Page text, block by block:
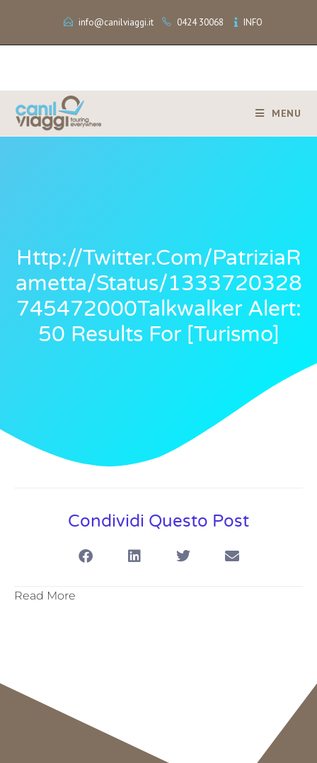
info@canilviaggi.it 0424 30068 INFO
MENU
Http://twitter.com/PatriziaR
Ametta/status/1333720328
745472000Talkwalker Alert:
50 Results For [turismo]
Condividi Questo Post
Read More